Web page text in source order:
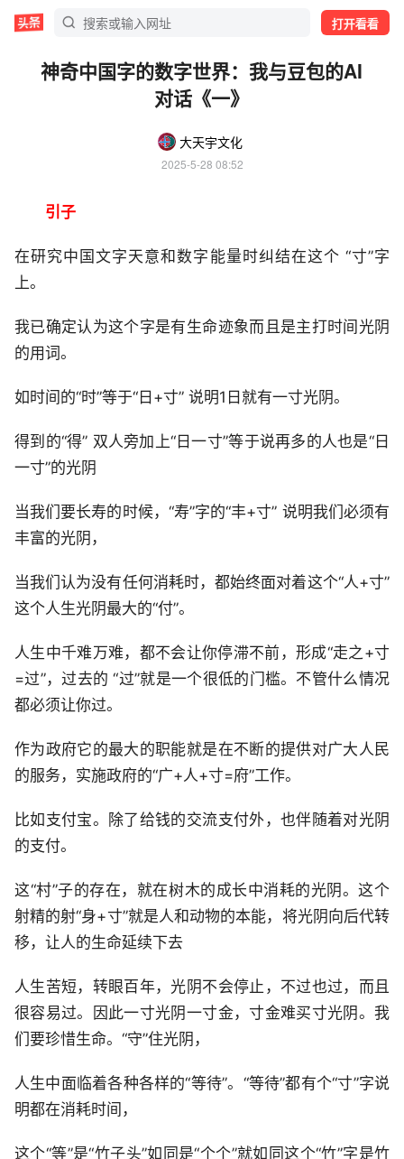
打开看看
神奇中国字的数字世界：我与豆包的AI
对话《一》
大天宇文化
2025-5-28 08:52
引子
在研究中国文字天意和数字能量时纠结在这个 “寸”字
上。
我已确定认为这个字是有生命迹象而且是主打时间光阴
的用词。
如时间的“时”等于“日+寸” 说明1日就有一寸光阴。
得到的“得” 双人旁加上“日一寸”等于说再多的人也是“日
一寸”的光阴
当我们要长寿的时候，“寿”字的“丰+寸” 说明我们必须有
丰富的光阴，
当我们认为没有任何消耗时，都始终面对着这个“人+寸”
这个人生光阴最大的“付”。
人生中千难万难，都不会让你停滞不前，形成“走之+寸
=过”，过去的 “过”就是一个很低的门槛。不管什么情况
都必须让你过。
作为政府它的最大的职能就是在不断的提供对广大人民
的服务，实施政府的“广+人+寸=府”工作。
比如支付宝。除了给钱的交流支付外，也伴随着对光阴
的支付。
这“村”子的存在，就在树木的成长中消耗的光阴。这个
射精的射“身+寸”就是人和动物的本能，将光阴向后代转
移，让人的生命延续下去
人生苦短，转眼百年，光阴不会停止，不过也过，而且
很容易过。因此一寸光阴一寸金，寸金难买寸光阴。我
们要珍惜生命。“守”住光阴，
人生中面临着各种各样的“等待”。“等待”都有个“寸”字说
明都在消耗时间，
这个“等”是“竹子头”如同是“个个”就如同这个“竹”字是竹